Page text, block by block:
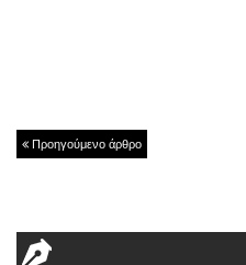
Προηγούμενο άρθρο